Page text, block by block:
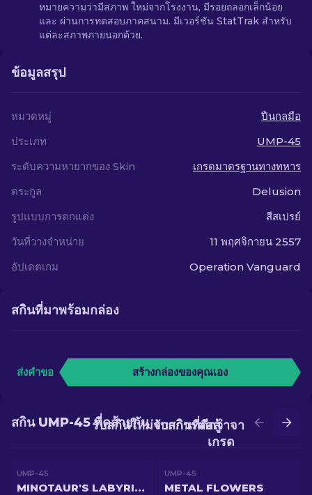
หมายความว่ามีสภาพ ใหม่จากโรงงาน, มีรอยถลอกเล็กน้อย
และ ผ่านการทดสอบภาคสนาม. มีเวอร์ชัน StatTrak สำหรับ
แต่ละสภาพภายนอกด้วย.
ข้อมูลสรุป
หมวดหมู่
ปืนกลมือ
ประเภท
UMP-45
ระดับความหายากของ Skin
เกรดมาตรฐานทางทหาร
ตระกูล
Delusion
รูปแบบการตกแต่ง
สีสเปรย์
วันที่วางจำหน่าย
11 พฤศจิกายน 2557
อัปเดตเกม
Operation Vanguard
สกินที่มาพร้อมกล่อง
ส่งคำขอ สร้างกล่องของคุณเอง
รับสกินที่ดีกว่าจากการอัป
เกรด
รับสกินใหม่จากการต่อสู้
สกิน UMP-45 ที่คล้ายกัน
UMP-45
MINOTAUR'S LABYRINTH
UMP-45
METAL FLOWERS